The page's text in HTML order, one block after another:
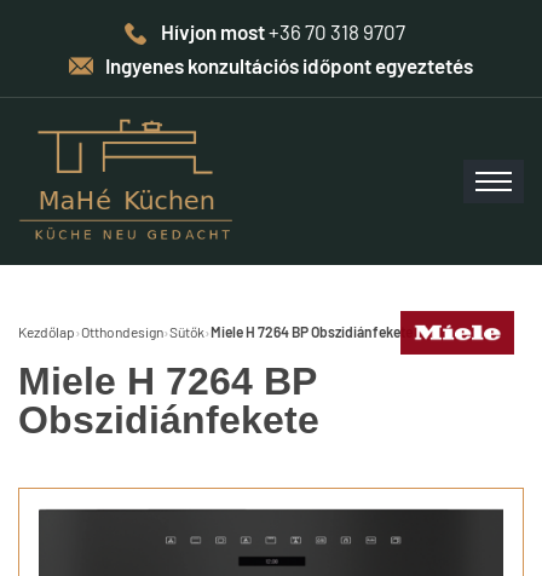
Hívjon most+36 70 318 9707
Ingyenes konzultációs időpont egyeztetés
Kezdőlap›Otthondesign›Sütők›Miele H 7264 BP Obszidiánfekete
Miele H 7264 BP
Obszidiánfekete